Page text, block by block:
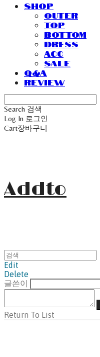
SHOP
Outer
Top
Bottom
Dress
Acc
Sale
Q&A
Review
Search 검색
Log In 로그인
Cart장바구니
Addto
Edit
Delete
글쓴이
Return To List